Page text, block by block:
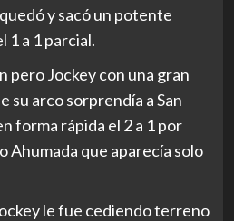
y sacó un potente
1 a 1 parcial.
pero Jockey con una gran
su arco sorprendía a San
forma rápida el 2 a 1 por
Ahumada que aparecía solo
le fue cediendo terreno